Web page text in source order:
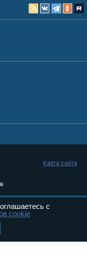
Карта сайта
с
cookie